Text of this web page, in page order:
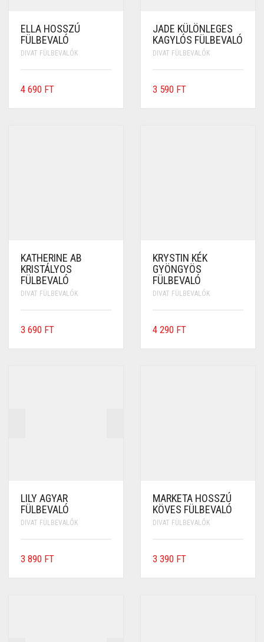
ELLA HOSSZÚ
FÜLBEVALÓ
DIVAT FÜLBEVALÓK
4 690 FT
JADE KÜLÖNLEGES
KAGYLÓS FÜLBEVALÓ
DIVAT FÜLBEVALÓK
3 590 FT
KATHERINE AB
KRISTÁLYOS
FÜLBEVALÓ
DIVAT FÜLBEVALÓK
3 690 FT
KRYSTIN KÉK
GYÖNGYÖS
FÜLBEVALÓ
DIVAT FÜLBEVALÓK
4 290 FT
LILY AGYAR
FÜLBEVALÓ
DIVAT FÜLBEVALÓK
3 890 FT
MARKETA HOSSZÚ
KÖVES FÜLBEVALÓ
DIVAT FÜLBEVALÓK
3 390 FT